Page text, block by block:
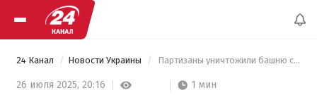
24 Канал Новости Украины Партизаны уничтожили башню связи, обслуживающую Приокский завод цветных металлов
26 июля 2025, 20:16 1 мин